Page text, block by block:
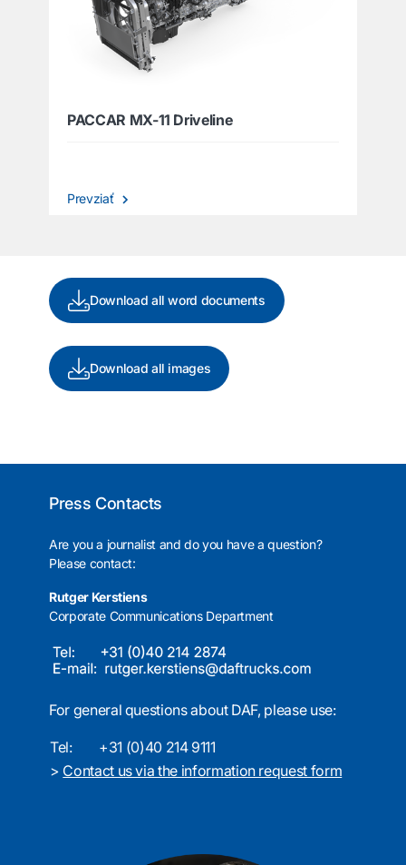
PACCAR MX-11 Driveline
Prevziať
Download all word documents
Download all images
Press Contacts
Are you a journalist and do you have a question?
Please contact:
Rutger Kerstiens
Corporate Communications Department
For general questions about DAF, please use:
Tel:
+31 (0)40 214 9111
> Contact us via the information request form